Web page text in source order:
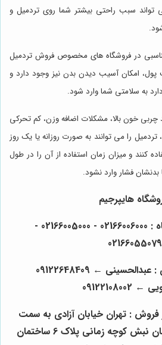
سبب راحتی بیشتر شما روی تردمیل و
در فروشگاه های مخصوص فروش تردمیل
پول، امکان آسیب دیدن بدن نیز وجود دارد و
به سلامتی شما وارد شود.
چربی خون بالا، مشکلات اضافه وزن، کم تحرکی
تردمیل را می توانند به صورت روزانه یا یک روز
کنند و میزان زمان استفاده از آن را در طول
فشار وارد نشود.
هایپرجیم
نمایشگاه و فروشگاه : 02166006000 - 02166005000 -
02166055079
: عبدالحسینی ←
09122648409
←
09122108002
فروش : تهران خیابان آزادی به سمت
انقلاب جنب مترو شادمان نبش کوچه زمانی پلاک 6 ساختمان